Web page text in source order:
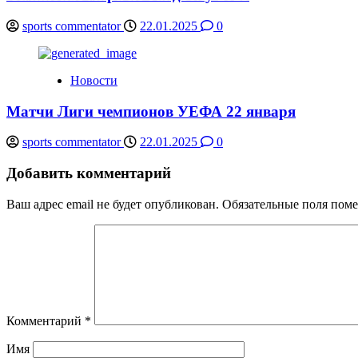
sports commentator 22.01.2025 0
Новости
Матчи Лиги чемпионов УЕФА 22 января
sports commentator 22.01.2025 0
Добавить комментарий
Ваш адрес email не будет опубликован. Обязательные поля
Комментарий *
Имя